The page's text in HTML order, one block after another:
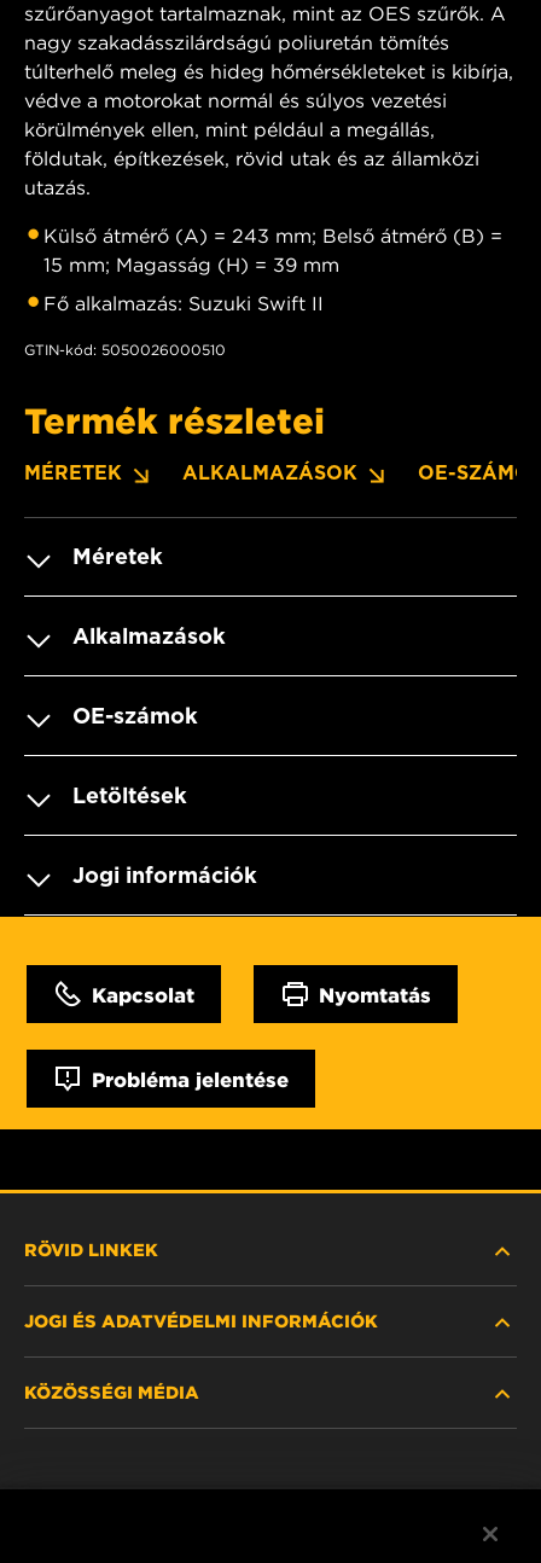
szűrőanyagot tartalmaznak, mint az OES szűrők. A
nagy szakadásszilárdságú poliuretán tömítés
túlterhelő meleg és hideg hőmérsékleteket is kibírja,
védve a motorokat normál és súlyos vezetési
körülmények ellen, mint például a megállás,
földutak, építkezések, rövid utak és az államközi
utazás.
Külső átmérő (A) = 243 mm; Belső átmérő (B) =
15 mm; Magasság (H) = 39 mm
Fő alkalmazás: Suzuki Swift II
GTIN-kód: 5050026000510
Termék részletei
MÉRETEK ALKALMAZÁSOK OE-
Méretek
Alkalmazások
OE-számok
Letöltések
Jogi információk
Kapcsolat Nyomtatás
Probléma jelentése
RÖVID LINKEK
HOL KAPHATÓ
JOGI ÉS ADATVÉDELMI INFORMÁCIÓK
KÖZÖSSÉGI MÉDIA